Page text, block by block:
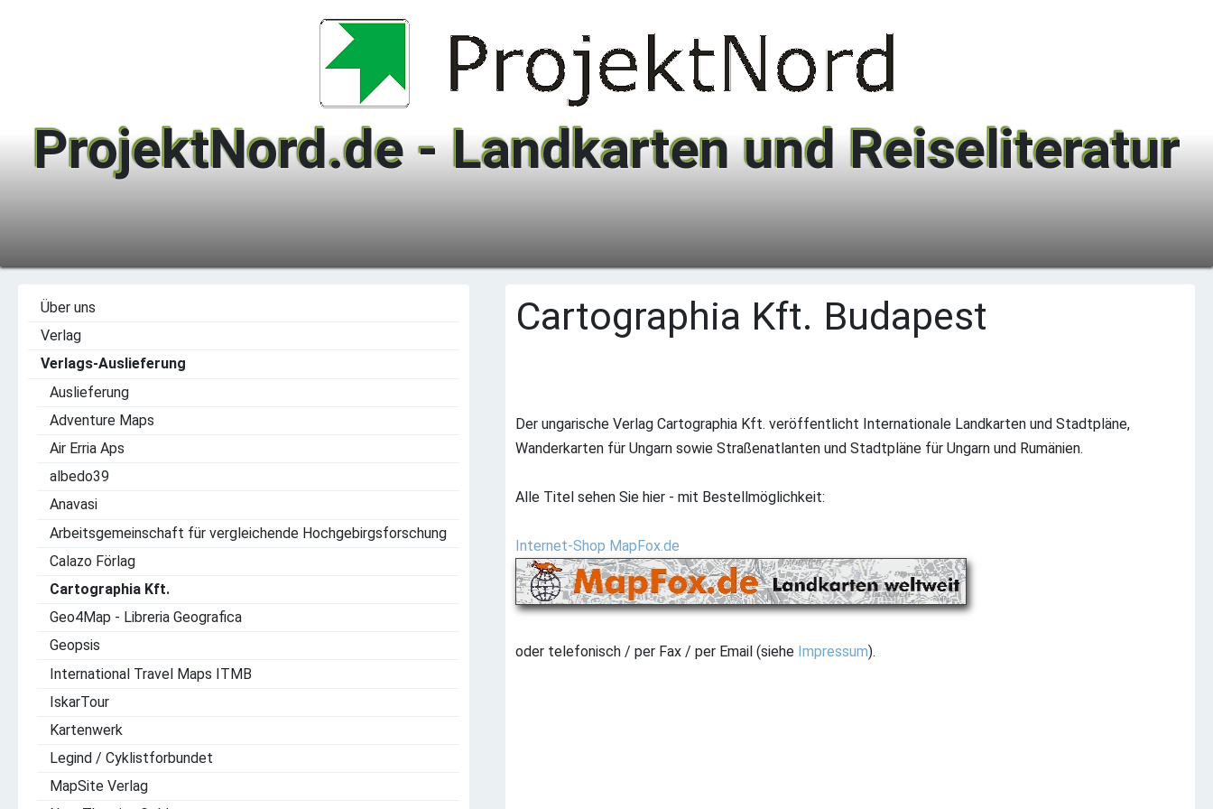
ProjektNord.de - Landkarten und Reiseliteratur
Über uns
Verlag
Verlags-Auslieferung
Auslieferung
Adventure Maps
Air Erria Aps
albedo39
Anavasi
Arbeitsgemeinschaft für vergleichende Hochgebirgsforschung
Calazo Förlag
Cartographia Kft.
Geo4Map - Libreria Geografica
Geopsis
International Travel Maps ITMB
IskarTour
Kartenwerk
Legind / Cyklistforbundet
MapSite Verlag
Cartographia Kft. Budapest
Der ungarische Verlag Cartographia Kft. veröffentlicht Internationale Landkarten und Stadtpläne,
Wanderkarten für Ungarn sowie Straßenatlanten und Stadtpläne für Ungarn und Rumänien.
Alle Titel sehen Sie hier - mit Bestellmöglichkeit:
Internet-Shop MapFox.de
oder telefonisch / per Fax / per Email (siehe Impressum).